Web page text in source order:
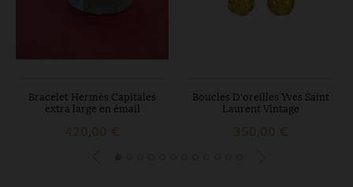
Bracelet Hermès Capitales
extra large en émail
420,00 €
Boucles D'oreilles Yves Saint
Laurent Vintage
350,00 €